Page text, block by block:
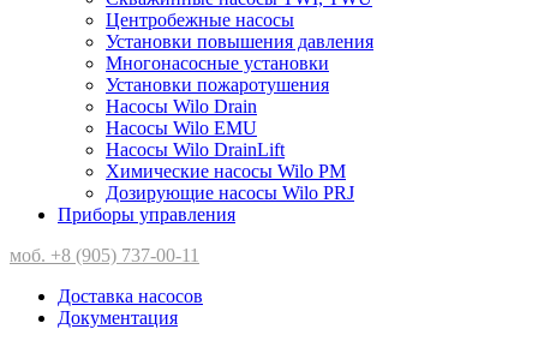
Центробежные насосы
Установки повышения давления
Многонасосные установки
Установки пожаротушения
Насосы Wilo Drain
Насосы Wilo EMU
Насосы Wilo DrainLift
Химические насосы Wilo PM
Дозирующие насосы Wilo PRJ
Приборы управления
моб. +8 (905) 737-00-11
Доставка насосов
Документация